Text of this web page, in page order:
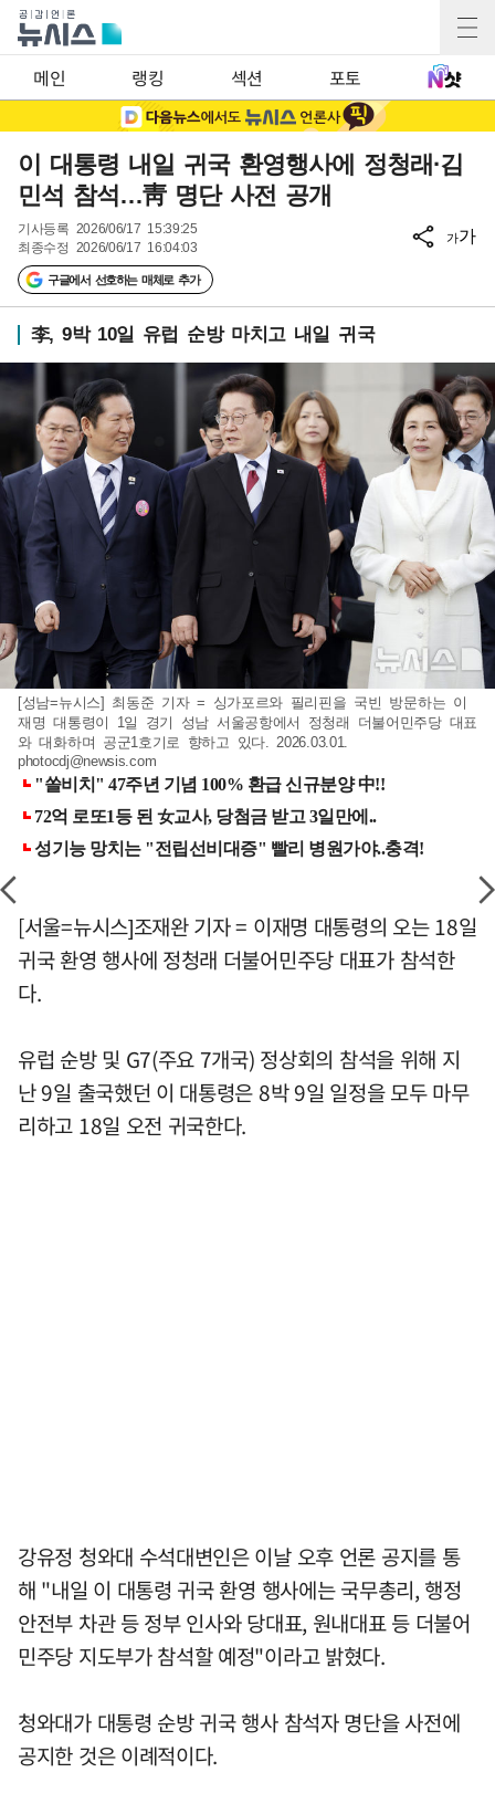
메인 랭킹 섹션 포토
이 대통령 내일 귀국 환영행사에 정청래·김
민석 참석…靑 명단 사전 공개
기사등록 2026/06/17 15:39:25
최종수정 2026/06/17 16:04:03
구글에서 선호하는 매체로 추가
가가
李, 9박 10일 유럽 순방 마치고 내일 귀국
[성남=뉴시스] 최동준 기자 = 싱가포르와 필리핀을 국빈 방문하는 이
재명 대통령이 1일 경기 성남 서울공항에서 정청래 더불어민주당 대표
와 대화하며 공군1호기로 향하고 있다. 2026.03.01.
photocdj@newsis.com
[서울=뉴시스]조재완 기자 = 이재명 대통령의 오는 18일
귀국 환영 행사에 정청래 더불어민주당 대표가 참석한
다.
유럽 순방 및 G7(주요 7개국) 정상회의 참석을 위해 지
난 9일 출국했던 이 대통령은 8박 9일 일정을 모두 마무
리하고 18일 오전 귀국한다.
강유정 청와대 수석대변인은 이날 오후 언론 공지를 통
해 "내일 이 대통령 귀국 환영 행사에는 국무총리, 행정
안전부 차관 등 정부 인사와 당대표, 원내대표 등 더불어
민주당 지도부가 참석할 예정"이라고 밝혔다.
청와대가 대통령 순방 귀국 행사 참석자 명단을 사전에
공지한 것은 이례적이다.